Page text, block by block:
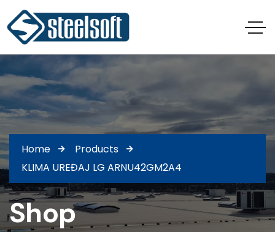
Home
Products
KLIMA UREĐAJ LG ARNU42GM2A4
Shop